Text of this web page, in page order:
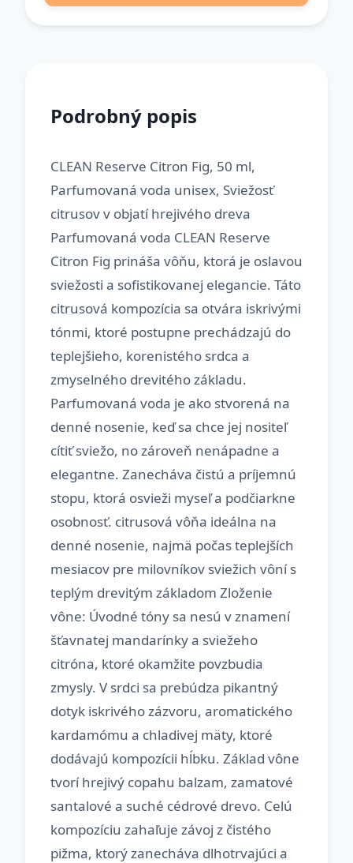
Podrobný popis
CLEAN Reserve Citron Fig, 50 ml,
Parfumovaná voda unisex, Sviežosť
citrusov v objatí hrejivého dreva
Parfumovaná voda CLEAN Reserve
Citron Fig prináša vôňu, ktorá je oslavou
sviežosti a sofistikovanej elegancie. Táto
citrusová kompozícia sa otvára iskrivými
tónmi, ktoré postupne prechádzajú do
teplejšieho, korenistého srdca a
zmyselného drevitého základu.
Parfumovaná voda je ako stvorená na
denné nosenie, keď sa chce jej nositeľ
cítiť sviežo, no zároveň nenápadne a
elegantne. Zanecháva čistú a príjemnú
stopu, ktorá osvieži myseľ a podčiarkne
osobnosť. citrusová vôňa ideálna na
denné nosenie, najmä počas teplejších
mesiacov pre milovníkov sviežich vôní s
teplým drevitým základom Zloženie
vône: Úvodné tóny sa nesú v znamení
šťavnatej mandarínky a sviežeho
citróna, ktoré okamžite povzbudia
zmysly. V srdci sa prebúdza pikantný
dotyk iskrivého zázvoru, aromatického
kardamómu a chladivej mäty, ktoré
dodávajú kompozícii hĺbku. Základ vône
tvorí hrejivý copahu balzam, zamatové
santalové a suché cédrové drevo. Celú
kompozíciu zahaľuje závoj z čistého
pižma, ktorý zanecháva dlhotrvajúci a